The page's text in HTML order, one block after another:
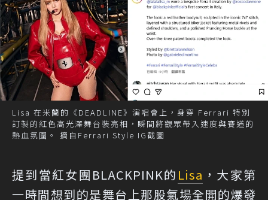
Lisa 在米蘭的《DEADLINE》演唱會上，身穿 Ferrari 特別
訂製的紅色高光澤舞台裝亮相，瞬間將觀眾帶入速度與賽道的
熱血氛圍。 摘自Ferrari Style IG截圖
提到當紅女團BLACKPINK的 Lisa ，大家第
一時間想到的是舞台上那股氣場全開的爆發